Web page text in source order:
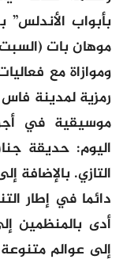
بأبواب الأندلس”
موهان بات (السبت 23
وموازاة مع
رمزية لمدينة
موسيقية في
اليوم: حديقة
التازي. بالإضافة
دائما في إطار
أدى بالمنظمين
إلى عوالم